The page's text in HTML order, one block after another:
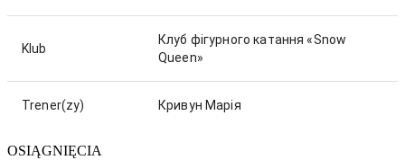
Klub
Клуб фігурного катання «Snow
Queen»
Trener(zy) Кривун Марія
OSIĄGNIĘCIA